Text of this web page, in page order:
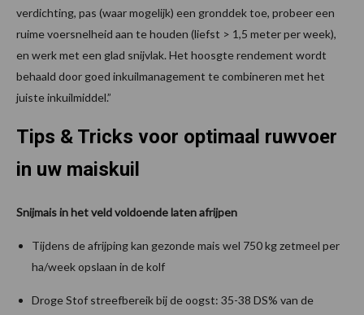
verdichting, pas (waar mogelijk) een gronddek toe, probeer een
ruime voersnelheid aan te houden (liefst > 1,5 meter per week),
en werk met een glad snijvlak. Het hoosgte rendement wordt
behaald door goed inkuilmanagement te combineren met het
juiste inkuilmiddel.”
Tips & Tricks voor optimaal ruwvoer
in uw maiskuil
Snijmais in het veld voldoende laten afrijpen
Tijdens de afrijping kan gezonde mais wel 750 kg zetmeel per
ha/week opslaan in de kolf
Droge Stof streefbereik bij de oogst: 35-38 DS% van de